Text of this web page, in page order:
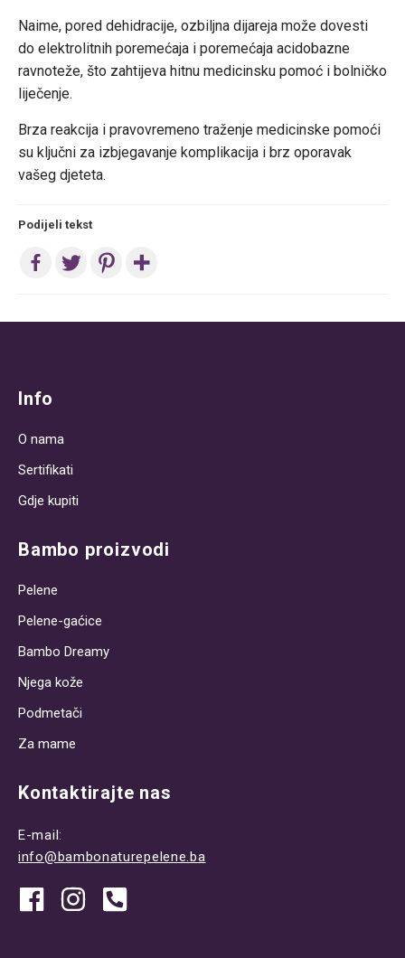
Naime, pored dehidracije, ozbiljna dijareja može dovesti
do elektrolitnih poremećaja i poremećaja acidobazne
ravnoteže, što zahtijeva hitnu medicinsku pomoć i bolničko
liječenje.
Brza reakcija i pravovremeno traženje medicinske pomoći
su ključni za izbjegavanje komplikacija i brz oporavak
vašeg djeteta.
Podijeli tekst
Post
Info
O nama
Sertifikati
Gdje kupiti
Bambo proizvodi
Pelene
Pelene-gaćice
Bambo Dreamy
Njega kože
Podmetači
Za mame
Kontaktirajte nas
E-mail:
info@bambonaturepelene.ba